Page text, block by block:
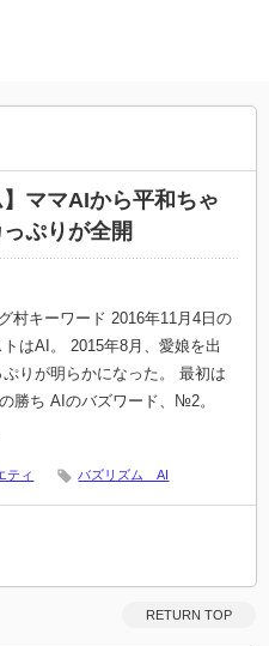
】ママAIから平和ちゃ
ぷりが全開
村キーワード 2016年11月4日の
はAI。 2015年8月、愛娘を出
りが明らかになった。 最初は
勝ち AIのバズワード、№2。
ティ バズリズム AI
RETURN TOP